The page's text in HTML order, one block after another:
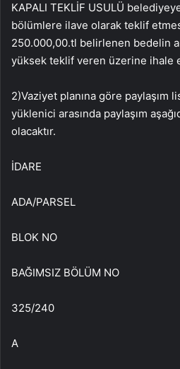
KAPALI TEKLİF USULÜ
bölümlere ilave olarak teklif
250.000,00.tl belirlenen bedelin
yüksek teklif veren üzerine ihale
2)Vaziyet planına göre paylaşım
yüklenici arasında paylaşım
olacaktır.
İDARE
ADA/PARSEL
BLOK NO
BAĞIMSIZ BÖLÜM NO
325/240
A